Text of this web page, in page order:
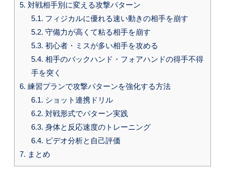
5. 対戦相手別に変える攻撃パターン
5.1. フィジカルに優れる速い動きの相手を崩す
5.2. 守備力が高くて粘る相手を崩す
5.3. 初心者・ミスが多い相手を攻める
5.4. 相手のバックハンド・フォアハンドの得手不得
手を突く
6. 練習プランで攻撃パターンを強化する方法
6.1. ショット連携ドリル
6.2. 対戦形式でパターン実践
6.3. 身体と反応速度のトレーニング
6.4. ビデオ分析と自己評価
7. まとめ